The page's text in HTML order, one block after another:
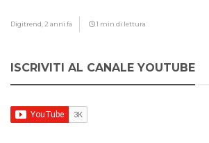
Digitrend, 2 anni fa 1 min di lettura
ISCRIVITI AL CANALE YOUTUBE